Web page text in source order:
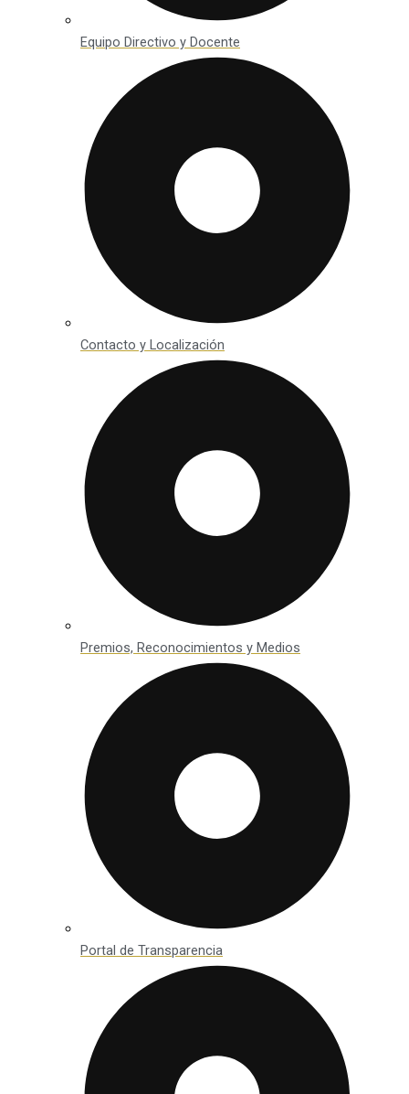
Equipo Directivo y Docente
Contacto y Localización
Premios, Reconocimientos y Medios
Portal de Transparencia